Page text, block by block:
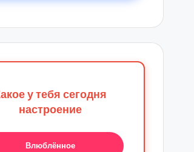
у тебя сегодня
настроение
Влюблённое